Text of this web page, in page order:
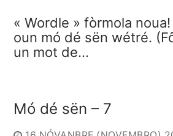
« Wordle » fòrmola
oun mó dé sën wétré.
un mot de…
Mó dé sën – 7